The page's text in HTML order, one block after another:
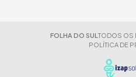
FOLHA DO SUL TODOS OS
POLÍTICA DE